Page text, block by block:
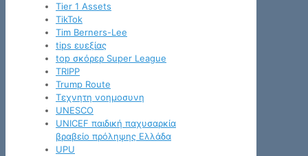
Tier 1 Assets
TikTok
Tim Berners-Lee
tips ευεξίας
top σκόρερ Super League
TRIPP
Trump Route
Tεχνητη νοημοσυνη
UNESCO
UNICEF παιδική παχυσαρκία
βραβείο πρόληψης Ελλάδα
UPU